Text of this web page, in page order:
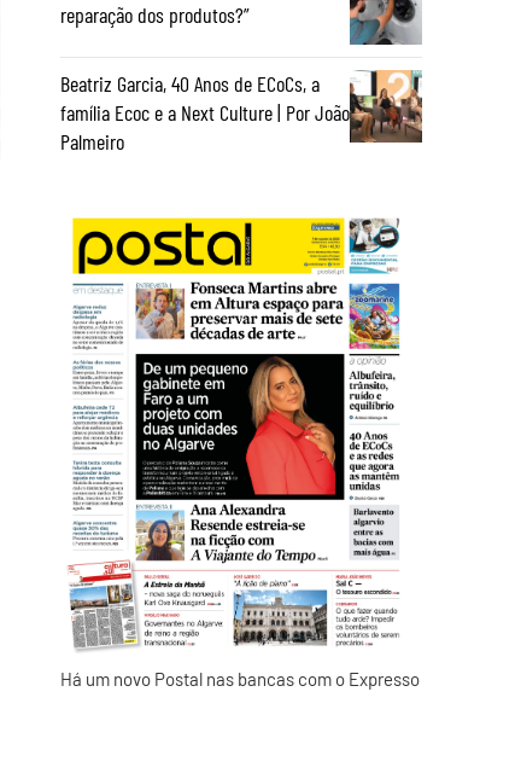
reparação dos produtos?”
Beatriz Garcia, 40 Anos de ECoCs, a
família Ecoc e a Next Culture | Por João
Palmeiro
Há um novo Postal nas bancas com o Expresso